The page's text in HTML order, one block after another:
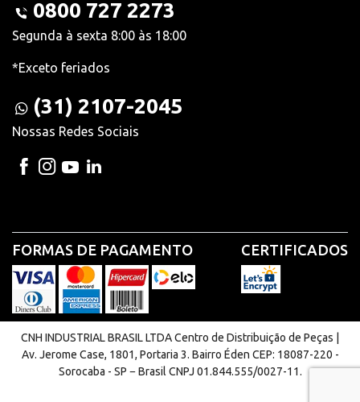
0800 727 2273
Segunda à sexta 8:00 às 18:00
*Exceto feriados
(31) 2107-2045
Nossas Redes Sociais
FORMAS DE PAGAMENTO CERTIFICADOS
CNH INDUSTRIAL BRASIL LTDA Centro de Distribuição de Peças |
Av. Jerome Case, 1801, Portaria 3. Bairro Éden CEP: 18087-220 -
Sorocaba - SP − Brasil CNPJ 01.844.555/0027-11.